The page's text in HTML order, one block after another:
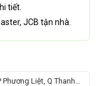
tiết.
JCB tận nhà.
Phương Liệt, Q Thanh